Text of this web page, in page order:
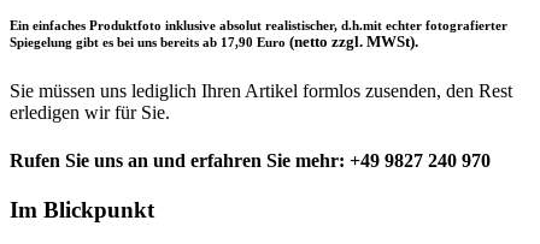
Ein einfaches Produktfoto inklusive absolut realistischer, d.h.mit echter fotografierter
Spiegelung gibt es bei uns bereits ab 17,90 Euro (netto zzgl. MWSt).
Sie müssen uns lediglich Ihren Artikel formlos zusenden, den Rest
erledigen wir für Sie.
Rufen Sie uns an und erfahren Sie mehr: +49 9827 240 970
Im Blickpunkt